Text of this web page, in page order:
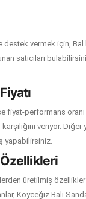
vermek için,
satıcıları
fiyat-performans
veriyor. Diğer
yapabilirsiniz.
Özellikleri
üretilmiş özellikler
Köyceğiz Balı